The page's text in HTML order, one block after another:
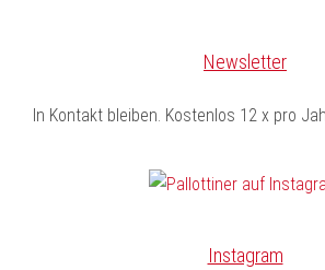
Newsletter
In Kontakt bleiben. Kostenlos 12 x pro
Instagram